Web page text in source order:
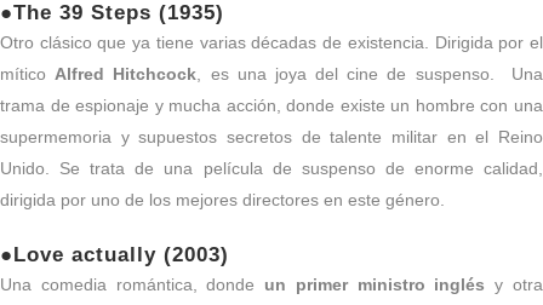
●The 39 Steps (1935)
Otro clásico que ya tiene varias décadas de existencia. Dirigida por el
mítico Alfred Hitchcock , es una joya del cine de suspenso. Una
trama de espionaje y mucha acción, donde existe un hombre con una
supermemoria y supuestos secretos de talente militar en el Reino
Unido. Se trata de una película de suspenso de enorme calidad,
dirigida por uno de los mejores directores en este género.
●Love actually (2003)
Una comedia romántica, donde un primer ministro inglés y otra